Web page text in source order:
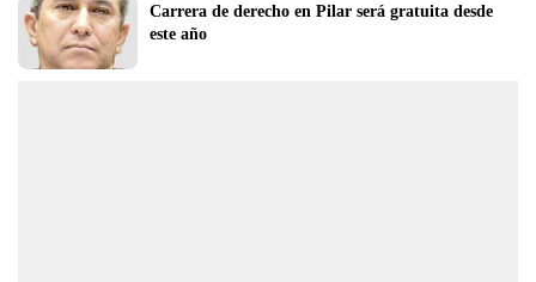
Carrera de derecho en Pilar será gratuita desde
este año